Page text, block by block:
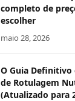
completo de
escolher
maio 28, 2026
O Guia Definitivo
de Rotulagem
(Atualizado para